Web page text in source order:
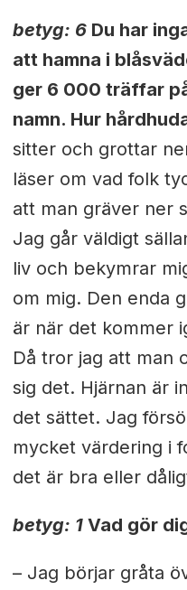
betyg: 6Du har
att hamna i
ger 6 000 träffar
namn. Hur
sitter och grottar
läser om vad folk
att man gräver ner
Jag går väldigt
liv och bekymrar
om mig. Den enda
är när det kommer
Då tror jag att man
sig det. Hjärnan är
det sättet. Jag
mycket värdering i
det är bra eller
betyg: 1Vad gör
– Jag börjar gråta